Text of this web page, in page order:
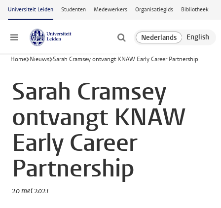
Ga naar hoofdinhoud
Universiteit Leiden Studenten Medewerkers Organisatiegids Bibliotheek
Menu
Home Nieuws Sarah Cramsey ontvangt KNAW Early Career Partnership
Sarah Cramsey
ontvangt KNAW
Early Career
Partnership
20 mei 2021